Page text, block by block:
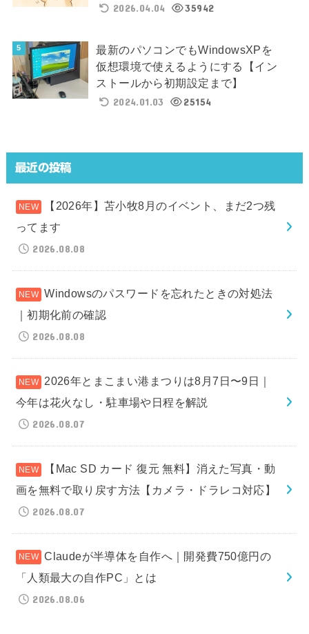
2026.04.04
35942
最新のパソコンでもWindowsXPを
仮想環境で使えるようにする【イン
ストールから初期設定まで】
2024.01.03
25154
最近の投稿
【2026年】苫小牧8月のイベント、まだ2つ残
ってます
2026.08.08
Windowsのパスワードを忘れたときの対処法
｜初期化前の確認
2026.08.08
2026年とまこまい港まつりは8月7日〜9日｜
今年は花火なし・駐車場や日程を解説
2026.08.07
【Mac SD カード 復元 無料】消えた写真・動
画を無料で取り戻す方法【カメラ・ドラレコ対応】
2026.08.07
Claudeが半導体を自作へ｜開発費750億円の
「人類最大の自作PC」とは
2026.08.06